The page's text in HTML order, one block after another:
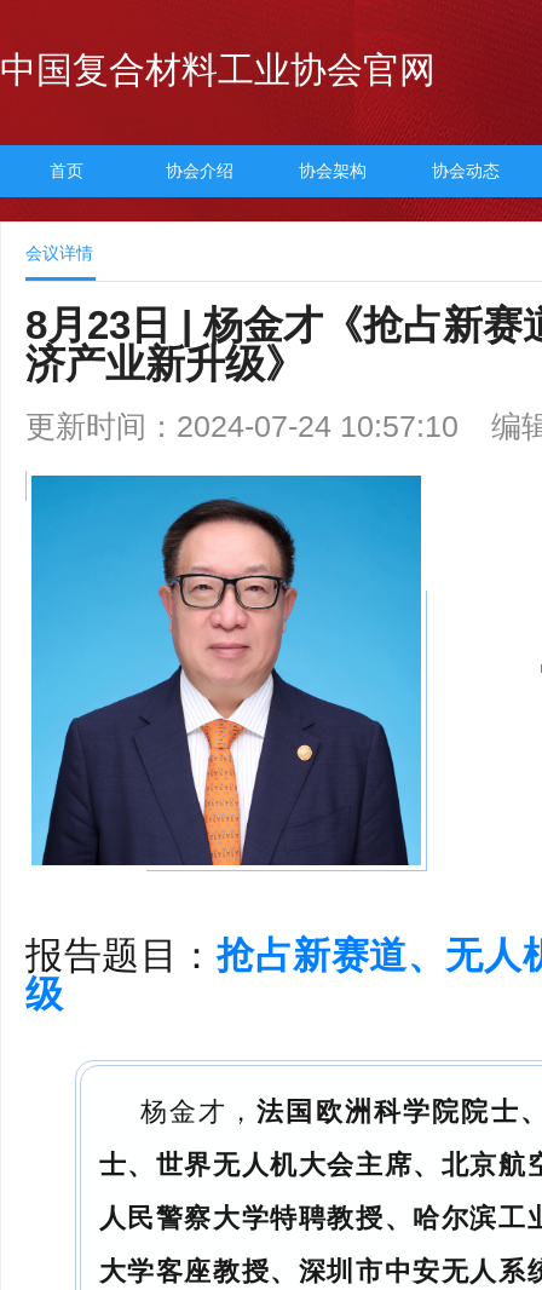
中国复合材料工业协会官网
首页 协会介绍 协会架构 协会动态
会议详情
8月23日 | 杨金才《抢占新赛
济产业新升级》
更新时间：2024-07-24 10:57:10 编
报告题目：抢占新赛道、无人
级
杨金才，法国欧洲科学院院士
士、世界无人机大会主席、北京航
人民警察大学特聘教授、哈尔滨
大学客座教授、深圳市中安无人